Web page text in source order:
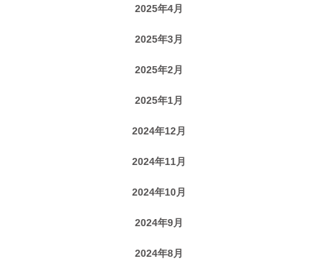
2025年4月
2025年3月
2025年2月
2025年1月
2024年12月
2024年11月
2024年10月
2024年9月
2024年8月